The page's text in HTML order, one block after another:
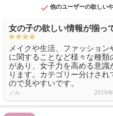
他のユーザーの欲しい
女の子の欲しい情報が揃っ
メイクや生活、ファッション
に関することなど様々な種類
があり、女子力を高める意識
ります。カテゴリー分けされ
ので見やすいです。
ノル 2019